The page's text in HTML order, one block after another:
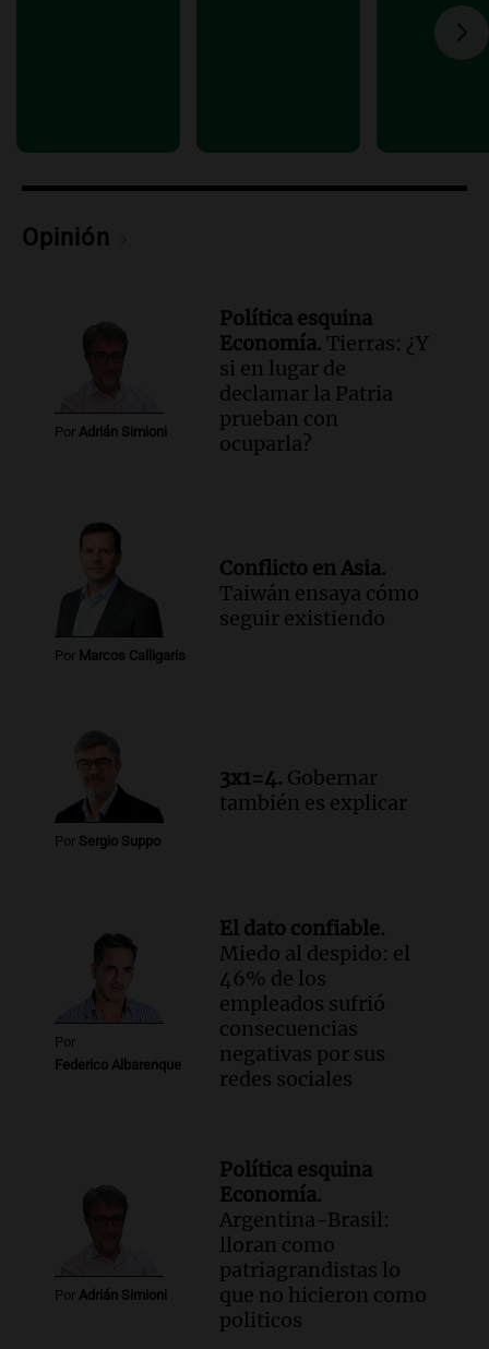
más femicidios del país, según informe
Panorama Federal
Opinión
Por Adrián Simioni
Política esquina
Economía. Tierras: ¿Y
si en lugar de
declamar la Patria
prueban con
ocuparla?
Por Marcos Calligaris
Conflicto en Asia.
Taiwán ensaya cómo
seguir existiendo
Por Sergio Suppo
3x1=4. Gobernar
también es explicar
Por
Federico Albarenque
El dato confiable.
Miedo al despido: el
46% de los
empleados sufrió
consecuencias
negativas por sus
redes sociales
Por Adrián Simioni
Política esquina
Economía.
Argentina-Brasil:
lloran como
patriagrandistas lo
que no hicieron como
politicos